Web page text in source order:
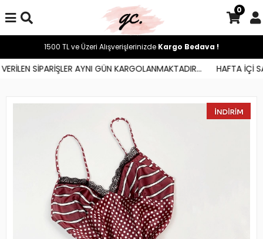
SİPARİŞLER AYNI GÜN KARGOLANMAKTADIR... HAFTA İÇİ
0
1500 TL ve Üzeri Alışverişlerinizde Kargo Bedava !